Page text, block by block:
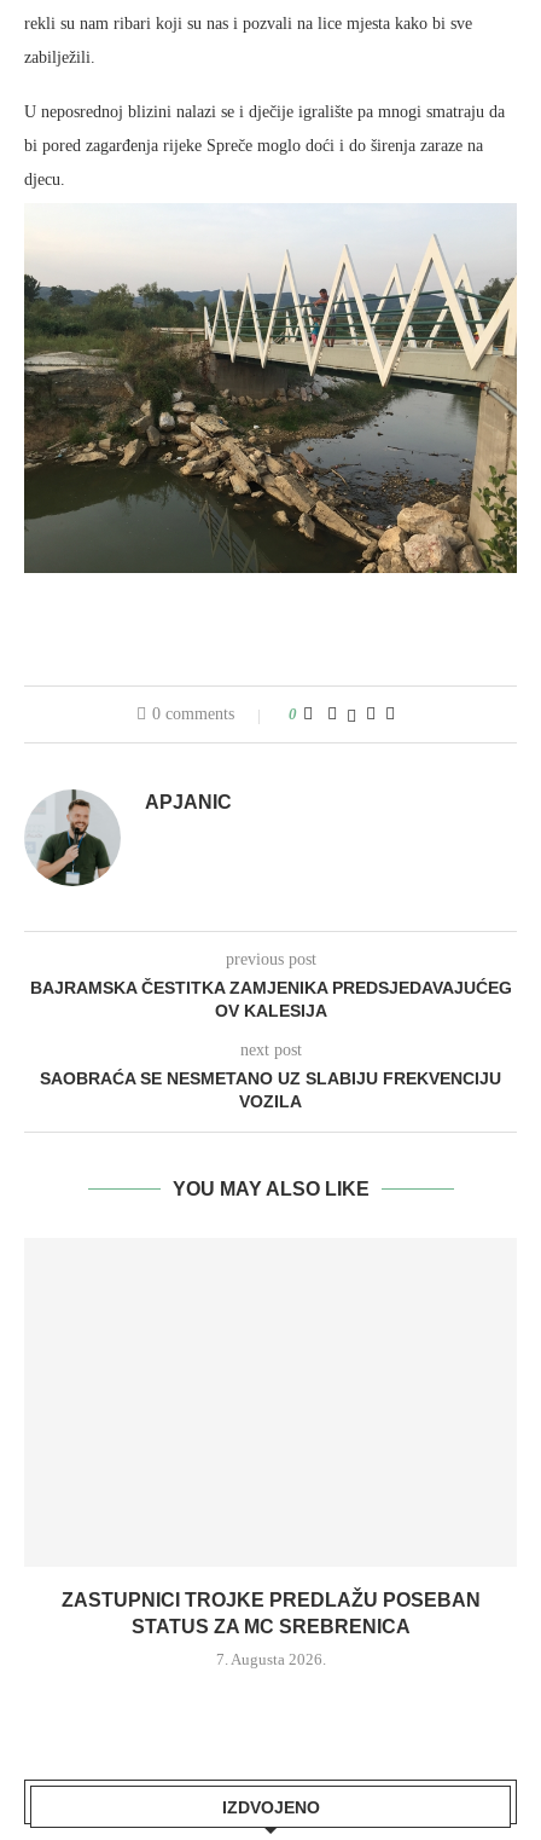
rekli su nam ribari koji su nas i pozvali na lice mjesta kako bi sve
zabilježili.
U neposrednoj blizini nalazi se i dječije igralište pa mnogi smatraju da
bi pored zagarđenja rijeke Spreče moglo doći i do širenja zaraze na
djecu.
0 comments 0
APJANIC
previous post
BAJRAMSKA ČESTITKA ZAMJENIKA PREDSJEDAVAJUĆEG
OV KALESIJA
next post
SAOBRAĆA SE NESMETANO UZ SLABIJU FREKVENCIJU
VOZILA
YOU MAY ALSO LIKE
ZASTUPNICI TROJKE PREDLAŽU POSEBAN
STATUS ZA MC SREBRENICA
7. Augusta 2026.
IZDVOJENO